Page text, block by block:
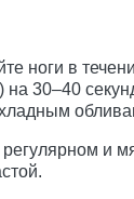
ноги в
на 30–40
и